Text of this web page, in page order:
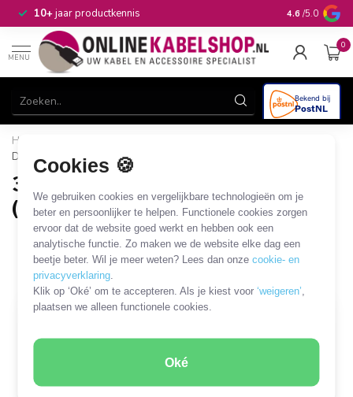
Cookies 🍪
We gebruiken cookies en vergelijkbare technologieën om je
beter en persoonlijker te helpen. Functionele cookies zorgen
ervoor dat de website goed werkt en hebben ook een
analytische functie. Zo maken we de website elke dag een
beetje beter. Wil je meer weten? Lees dan onzecookie- en
privacyverklaring
Klik op ‘Oké’ om te accepteren. Als je kiest voor‘weigeren’
plaatsen we alleen functionele cookies.
Oké
10+jaar productkennis 4.6 /5.0
MENU
0
Home
DIN 5-pins (versterker)
3,5mm Jack - DIN 5-pins
(versterker)
31 PRODUCTEN
Filters
OP = OP